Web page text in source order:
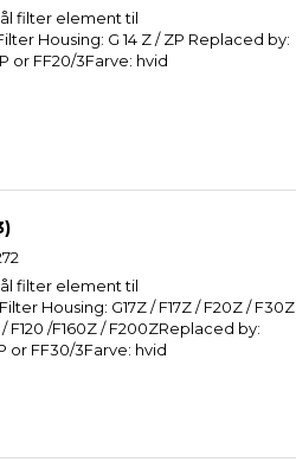
ZANDER 3050 Z (FF20/3)
1.728,00 u/Moms
filter element til
Housing: G 14 Z / ZP Replaced by:
or FF20/3Farve: hvid
filter element til
Housing: G17Z / F17Z / F20Z / F30Z
F120 /F160Z / F200ZReplaced by:
or FF30/3Farve: hvid